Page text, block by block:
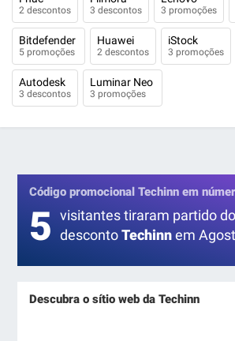
2 descontos 3 descontos 3 promoções
Bitdefender
5 promoções
Huawei
2 descontos
iStock
3 promoções
Autodesk
3 descontos
Luminar Neo
3 promoções
Código promocional Techinn em
5 visitantes tiraram partido
descontoTechinnem
Descubra o sítio web da Techinn